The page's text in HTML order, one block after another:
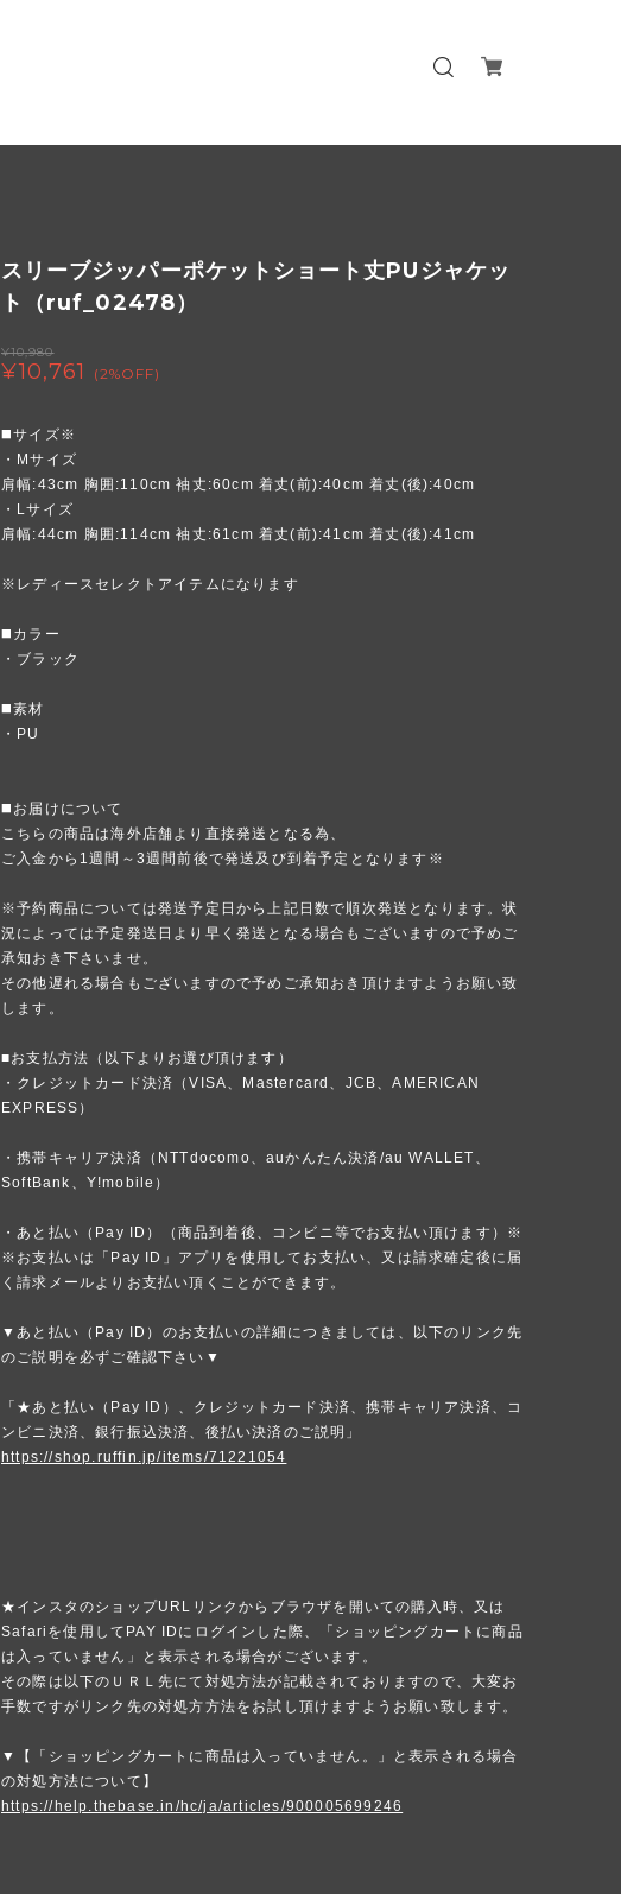
スリーブジッパーポケットショート丈PUジャケッ
ト（ruf_02478）
¥10,980
¥10,761 (2%OFF)
◼️サイズ※
・Mサイズ
肩幅:43cm 胸囲:110cm 袖丈:60cm 着丈(前):40cm 着丈(後):40cm
・Lサイズ
肩幅:44cm 胸囲:114cm 袖丈:61cm 着丈(前):41cm 着丈(後):41cm
※レディースセレクトアイテムになります
◼️カラー
・ブラック
◼️素材
・PU
◼️お届けについて
こちらの商品は海外店舗より直接発送となる為、
ご入金から1週間～3週間前後で発送及び到着予定となります※
※予約商品については発送予定日から上記日数で順次発送となります。状
況によっては予定発送日より早く発送となる場合もございますので予めご
承知おき下さいませ。
その他遅れる場合もございますので予めご承知おき頂けますようお願い致
します。
■お支払方法（以下よりお選び頂けます）
・クレジットカード決済（VISA、Mastercard、JCB、AMERICAN
EXPRESS）
・携帯キャリア決済（NTTdocomo、auかんたん決済/au WALLET、
SoftBank、Y!mobile）
・あと払い（Pay ID）（商品到着後、コンビニ等でお支払い頂けます）※
※お支払いは「Pay ID」アプリを使用してお支払い、又は請求確定後に届
く請求メールよりお支払い頂くことができます。
▼あと払い（Pay ID）のお支払いの詳細につきましては、以下のリンク先
のご説明を必ずご確認下さい▼
「★あと払い（Pay ID）、クレジットカード決済、携帯キャリア決済、コ
ンビニ決済、銀行振込決済、後払い決済のご説明」
https://shop.ruffin.jp/items/71221054
★インスタのショップURLリンクからブラウザを開いての購入時、又は
Safariを使用してPAY IDにログインした際、「ショッピングカートに商品
は入っていません」と表示される場合がございます。
その際は以下のＵＲＬ先にて対処方法が記載されておりますので、大変お
手数ですがリンク先の対処方方法をお試し頂けますようお願い致します。
▼【「ショッピングカートに商品は入っていません。」と表示される場合
の対処方法について】
https://help.thebase.in/hc/ja/articles/900005699246